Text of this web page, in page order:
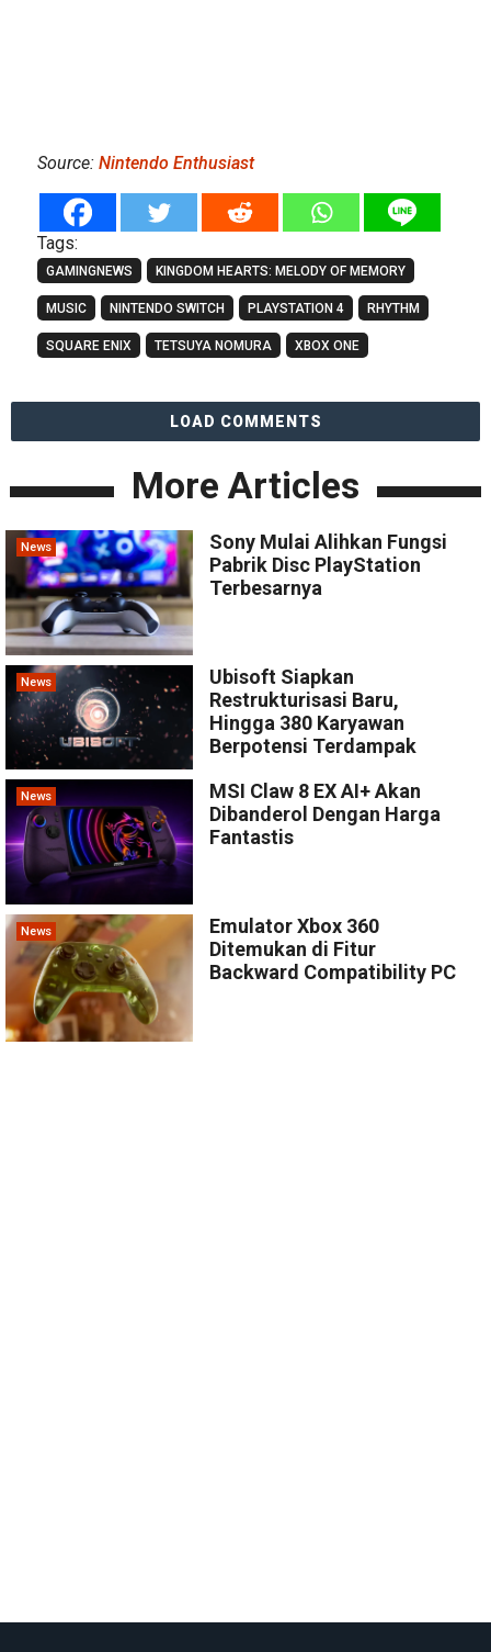
Source: Nintendo Enthusiast
Tags:
GAMINGNEWS KINGDOM HEARTS: MELODY OF MEMORY
MUSIC NINTENDO SWITCH PLAYSTATION 4 RHYTHM
SQUARE ENIX TETSUYA NOMURA XBOX ONE
LOAD COMMENTS
More Articles
News
Sony Mulai Alihkan Fungsi
Pabrik Disc PlayStation
Terbesarnya
News
Ubisoft Siapkan
Restrukturisasi Baru,
Hingga 380 Karyawan
Berpotensi Terdampak
News
MSI Claw 8 EX AI+ Akan
Dibanderol Dengan Harga
Fantastis
News
Emulator Xbox 360
Ditemukan di Fitur
Backward Compatibility PC